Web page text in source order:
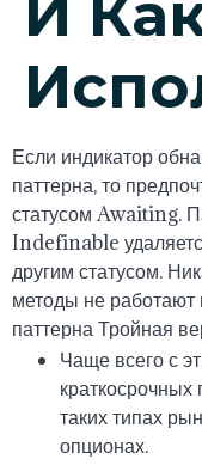
И
Если индикатор
паттерна, то
статусом Awaiting.
Indefinable
другим статусом.
методы не работают
паттерна Тройная
Чаще всего с
краткосрочных
таких типах
опционах.